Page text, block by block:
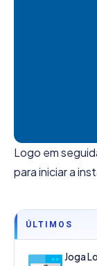
Logo em
para iniciar a
ÚLTIMOS
Joga